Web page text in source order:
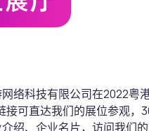
络科技有限公司在2022粤
接可直达我们的展位参观
绍、企业名片，访问我们